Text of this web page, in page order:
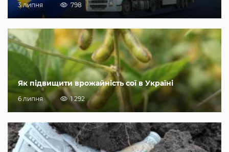
3 липня 798
Як підвищити врожайність сої в Україні
6 липня 1 292